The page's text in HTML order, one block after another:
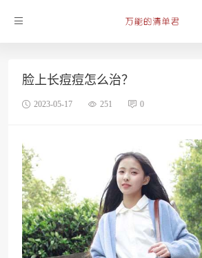
脸上长痘痘怎么治？
2023-05-17 251 0